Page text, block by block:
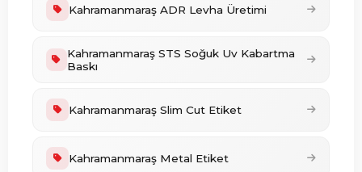
Kahramanmaraş ADR Levha Üretimi
Kahramanmaraş STS Soğuk Uv Kabartma
Baskı
Kahramanmaraş Slim Cut Etiket
Kahramanmaraş Metal Etiket